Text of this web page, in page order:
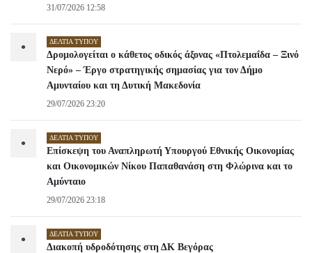
31/07/2026 12:58
• ΔΕΛΤΊΑ ΤΎΠΟΥ
Δρομολογείται ο κάθετος οδικός άξονας «Πτολεμαΐδα – Ξινό
Νερό» – Έργο στρατηγικής σημασίας για τον Δήμο
Αμυνταίου και τη Δυτική Μακεδονία
29/07/2026 23:20
• ΔΕΛΤΊΑ ΤΎΠΟΥ
Επίσκεψη του Αναπληρωτή Υπουργού Εθνικής Οικονομίας
και Οικονομικών Νίκου Παπαθανάση στη Φλώρινα και το
Αμύνταιο
29/07/2026 23:18
• ΔΕΛΤΊΑ ΤΎΠΟΥ
Διακοπή υδροδότησης στη ΔΚ Βεγόρας